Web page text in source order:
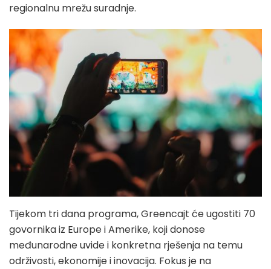
regionalnu mrežu suradnje.
Tijekom tri dana programa, Greencajt će ugostiti 70
govornika iz Europe i Amerike, koji donose
međunarodne uvide i konkretna rješenja na temu
održivosti, ekonomije i inovacija. Fokus je na